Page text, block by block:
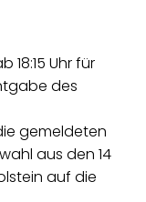
18:15 Uhr für
des
gemeldeten
aus den 14
auf die